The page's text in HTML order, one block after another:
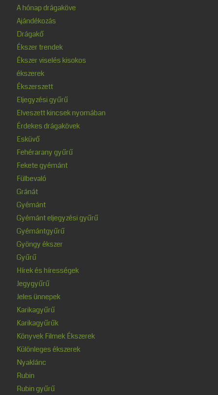
A hónap drágaköve
Ajándékozás
Drágakő
Ékszer trendek
Ékszer viselés kisokos
ékszerek
Ékszerszett
Eljegyzési gyűrű
Elveszett kincsek nyomában
Érdekes drágakövek
Esküvő
Fehérarany gyűrű
Fekete gyémánt
Fülbevaló
Gránát
Gyémánt
Gyémánt eljegyzési gyűrű
Gyémántgyűrű
Gyöngy ékszer
Gyűrű
Hírek és hírességek
Jegygyűrű
Jeles ünnepek
Karikagyűrű
Karikagyűrűk
Könyvek Filmek Ékszerek
Különleges ékszerek
Nyaklánc
Rubin
Rubin gyűrű